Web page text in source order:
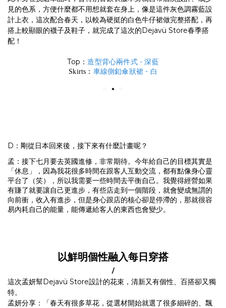
見的色系，方便什麼都不用想就套在身上，像是這件灰色調霧藍設
計上衣，這次配合春天，以較為硬挺的白色牛仔裙做完整搭配，再
搭上較顯眼的襪子及鞋子，就完成了這次的Dejavü Store春季搭
配！
Top ：造型背心兩件式 - 深藍
Skirts： 車線側釦傘狀裙 - 白
D：剛從日本回來後，接下來有什麼計畫呢？
孟：接下七月要去英國進修，非常期待。今年給自己的目標其實是
「休息」，因為我花很多時間在跟客人互動交流，都有點像身心靈
平台了（笑），所以我需要一些時間去平衡自己。我覺得經營如果
有賺了就要讓自己更進步，有些店走到一個階段，就會變成無謂的
向前衝，收入有進步，但是身心跟店的核心卻是停滯的，那就很容
易內耗自己的能量，能傳遞給客人的東西也會變少。
以鮮明個性融入每日穿搭
/
這次孟妍幫Dejavü Store設計的花束，清新又有個性、百搭卻又獨
特。
孟妍分享：「春天有很多草花，從選材開始就選了很多細碎的、飄